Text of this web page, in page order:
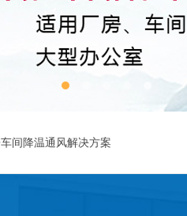
间降温通风解决方案